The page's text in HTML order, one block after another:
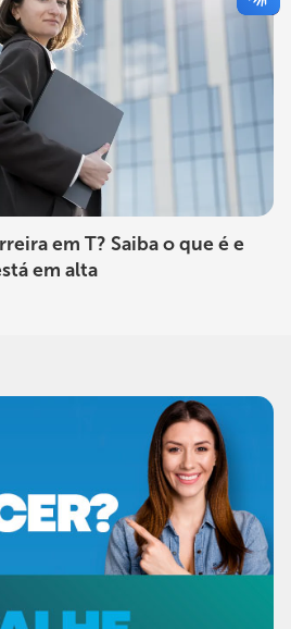
em T? Saiba o que é e
em alta